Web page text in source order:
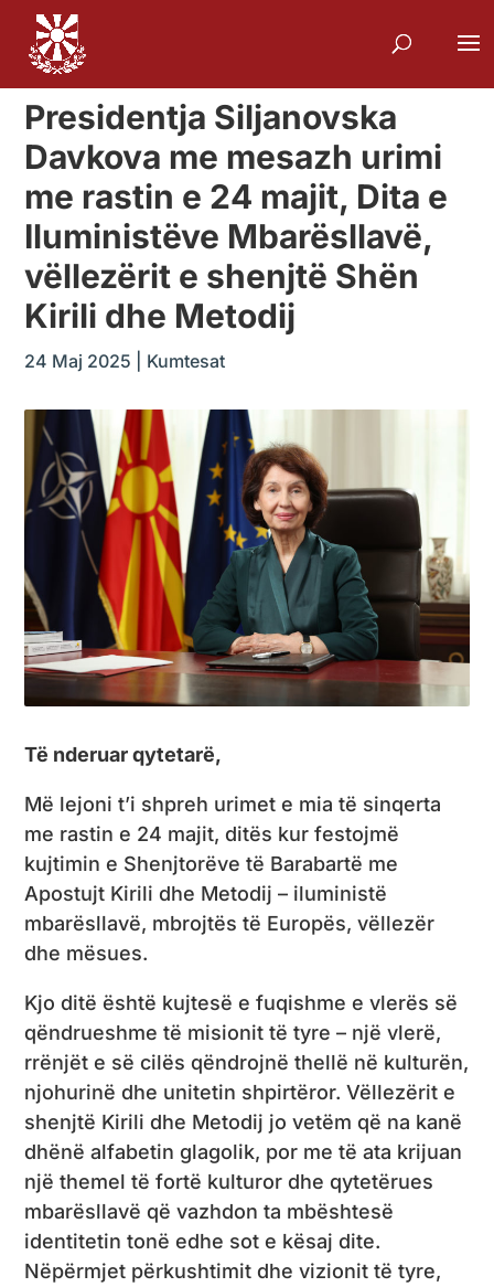
Presidentja Siljanovska
Davkova me mesazh urimi
me rastin e 24 majit, Dita e
Iluministëve Mbarësllavë,
vëllezërit e shenjtë Shën
Kirili dhe Metodij
24 Maj 2025 Kumtesat
Të nderuar qytetarë,
Më lejoni t’i shpreh urimet e mia të sinqerta
me rastin e 24 majit, ditës kur festojmë
kujtimin e Shenjtorëve të Barabartë me
Apostujt Kirili dhe Metodij – iluministë
mbarësllavë, mbrojtës të Europës, vëllezër
dhe mësues.
Kjo ditë është kujtesë e fuqishme e vlerës së
qëndrueshme të misionit të tyre – një vlerë,
rrënjët e së cilës qëndrojnë thellë në kulturën,
njohurinë dhe unitetin shpirtëror. Vëllezërit e
shenjtë Kirili dhe Metodij jo vetëm që na kanë
dhënë alfabetin glagolik, por me të ata krijuan
një themel të fortë kulturor dhe qytetërues
mbarësllavë që vazhdon ta mbështesë
identitetin tonë edhe sot e kësaj dite.
Nëpërmjet përkushtimit dhe vizionit të tyre,